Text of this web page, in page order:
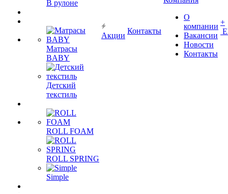
В рулоне
Матрасы
BABY
Детский
текстиль
ROLL FOAM
ROLL SPRING
Simple
Акции
Контакты
О
компании
Вакансии
Новости
Контакты
+